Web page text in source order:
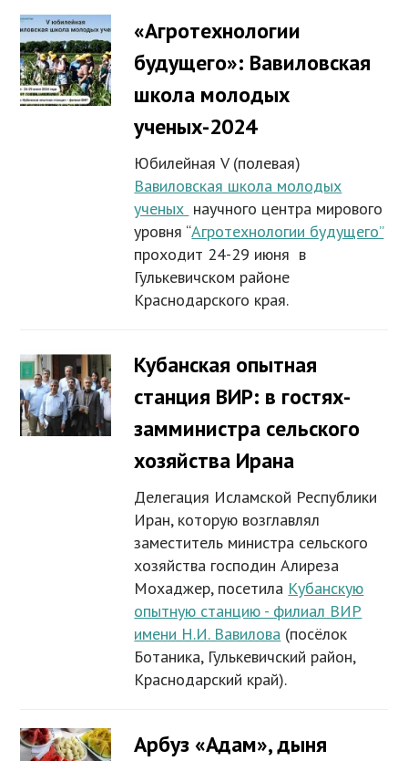
«Агротехнологии
будущего»: Вавиловская
школа молодых
ученых-2024
Юбилейная V (полевая)
Вавиловская школа молодых
ученых научного центра мирового
уровня “Агротехнологии будущего”
проходит 24-29 июня в
Гулькевичском районе
Краснодарского края.
Кубанская опытная
станция ВИР: в гостях-
замминистра сельского
хозяйства Ирана
Делегация Исламской Республики
Иран, которую возглавлял
заместитель министра сельского
хозяйства господин Алиреза
Мохаджер, посетила Кубанскую
опытную станцию - филиал ВИР
имени Н.И. Вавилова (посёлок
Ботаника, Гулькевичский район,
Краснодарский край).
Арбуз «Адам», дыня